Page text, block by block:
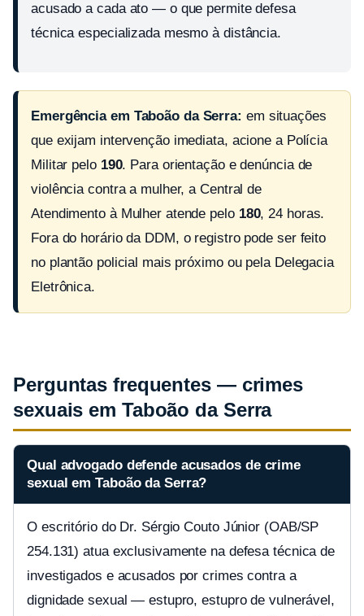
acusado a cada ato — o que permite defesa
técnica especializada mesmo à distância.
Emergência em Taboão da Serra: em situações
que exijam intervenção imediata, acione a Polícia
Militar pelo 190. Para orientação e denúncia de
violência contra a mulher, a Central de
Atendimento à Mulher atende pelo 180, 24 horas.
Fora do horário da DDM, o registro pode ser feito
no plantão policial mais próximo ou pela Delegacia
Eletrônica.
Perguntas frequentes — crimes
sexuais em Taboão da Serra
Qual advogado defende acusados de crime
sexual em Taboão da Serra?
O escritório do Dr. Sérgio Couto Júnior (OAB/SP
254.131) atua exclusivamente na defesa técnica de
investigados e acusados por crimes contra a
dignidade sexual — estupro, estupro de vulnerável,